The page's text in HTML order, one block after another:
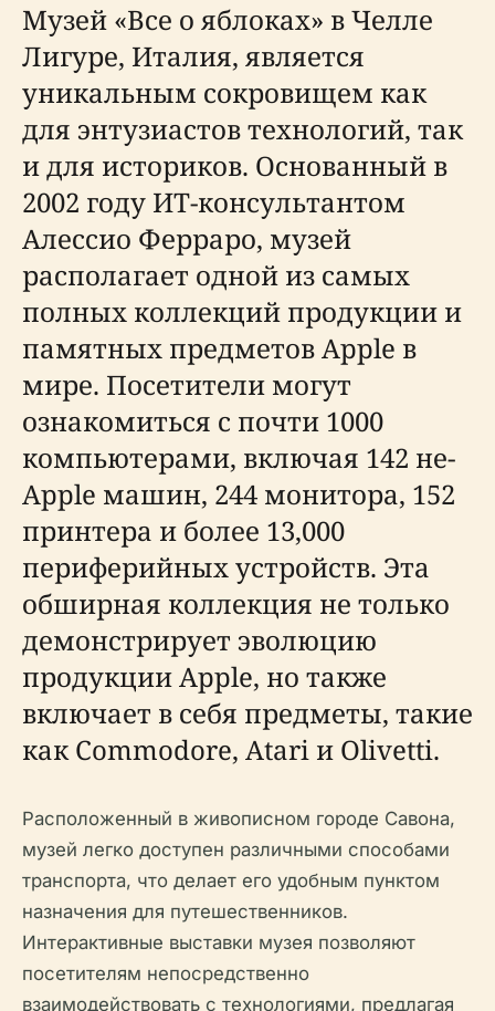
Музей «Все о яблоках» в Челле
Лигуре, Италия, является
уникальным сокровищем как
для энтузиастов технологий, так
и для историков. Основанный в
2002 году ИТ-консультантом
Алессио Ферраро, музей
располагает одной из самых
полных коллекций продукции и
памятных предметов Apple в
мире. Посетители могут
ознакомиться с почти 1000
компьютерами, включая 142 не-
Apple машин, 244 монитора, 152
принтера и более 13,000
периферийных устройств. Эта
обширная коллекция не только
демонстрирует эволюцию
продукции Apple, но также
включает в себя предметы, такие
как Commodore, Atari и Olivetti.
Расположенный в живописном городе Савона,
музей легко доступен различными способами
транспорта, что делает его удобным пунктом
назначения для путешественников.
Интерактивные выставки музея позволяют
посетителям непосредственно
взаимодействовать с технологиями, предлагая